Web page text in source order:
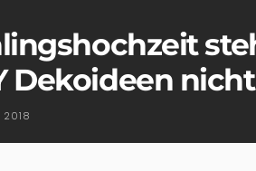
Dekoideen
2018